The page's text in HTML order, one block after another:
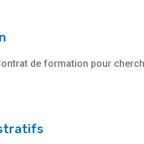
de formation pour